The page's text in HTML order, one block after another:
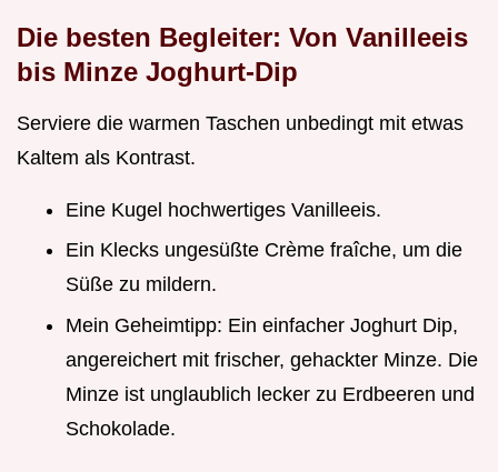
Die besten Begleiter: Von Vanilleeis
bis Minze Joghurt-Dip
Serviere die warmen Taschen unbedingt mit etwas
Kaltem als Kontrast.
Eine Kugel hochwertiges Vanilleeis.
Ein Klecks ungesüßte Crème fraîche, um die
Süße zu mildern.
Mein Geheimtipp: Ein einfacher Joghurt Dip,
angereichert mit frischer, gehackter Minze. Die
Minze ist unglaublich lecker zu Erdbeeren und
Schokolade.